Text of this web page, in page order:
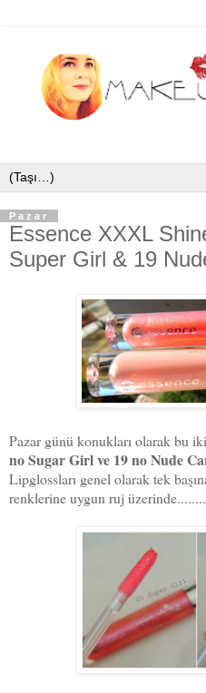
Pazar
Essence XXXL
Super Girl & 19
Pazar günü konukları olarak bu
no Sugar Girl ve 19 no Nude
Lipglossları genel olarak tek
renklerine uygun ruj üzerinde........